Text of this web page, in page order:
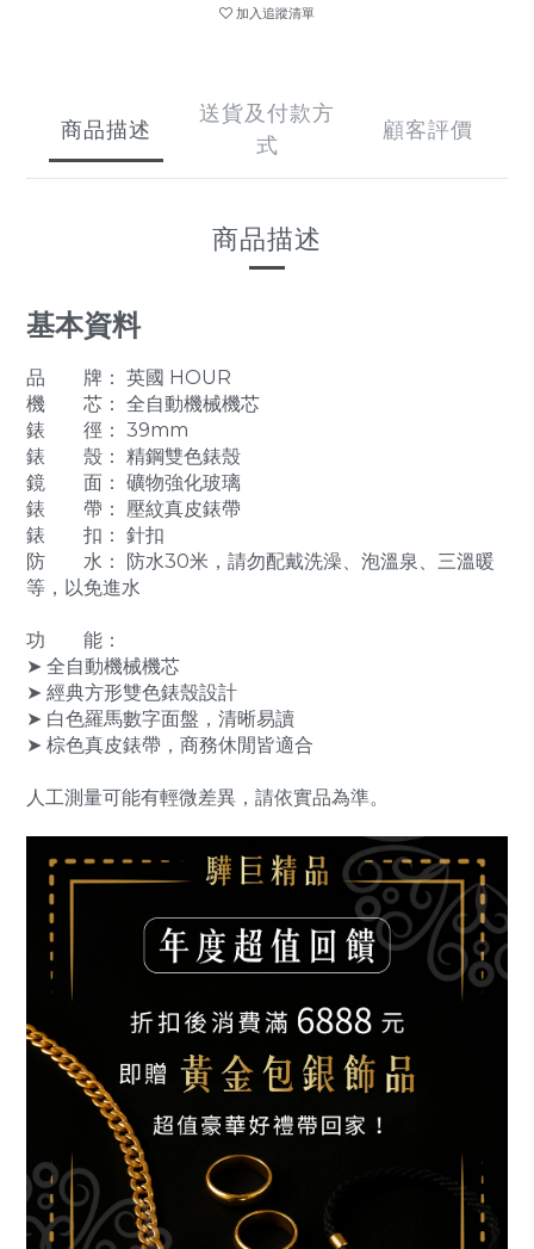
加入追蹤清單
商品描述
送貨及付款方
式
顧客評價
商品描述
基本資料
品 牌： 英國 HOUR
機 芯： 全自動機械機芯
錶 徑： 39mm
錶 殼： 精鋼雙色錶殼
鏡 面： 礦物強化玻璃
錶 帶： 壓紋真皮錶帶
錶 扣： 針扣
防 水： 防水30米，請勿配戴洗澡、泡溫泉、三溫暖
等，以免進水
功 能：
➤ 全自動機械機芯
➤ 經典方形雙色錶殼設計
➤ 白色羅馬數字面盤，清晰易讀
➤ 棕色真皮錶帶，商務休閒皆適合
人工測量可能有輕微差異，請依實品為準。